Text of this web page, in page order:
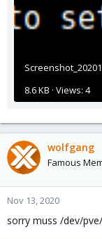
8.6 KB · Views: 4
wolfgang
Famous
Nov 13, 2020
sorry muss /dev/